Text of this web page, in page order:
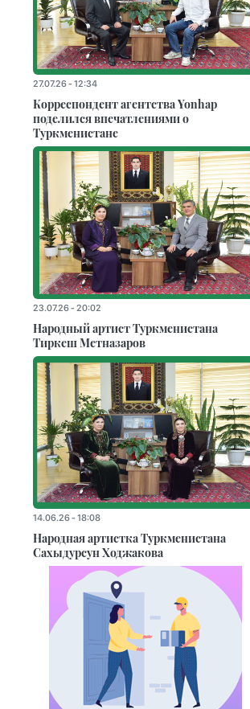
27.07.26 - 12:34
Корреспондент агентства Yonhap
поделился впечатлениями о
Туркменистане
23.07.26 - 20:02
Народный артист Туркменистана
Тиркеш Мeтназаров
14.06.26 - 18:08
Народная артистка Туркменистана
Сахыдурсун Ходжакова